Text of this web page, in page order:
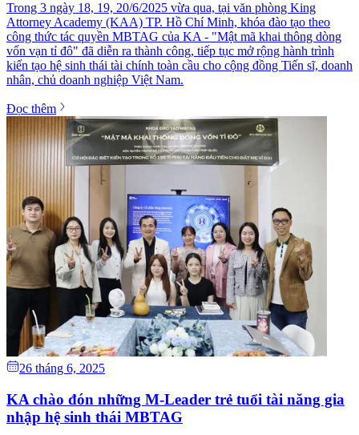
Trong 3 ngày 18, 19, 20/6/2025 vừa qua, tại văn phòng King
Attorney Academy (KAA) TP. Hồ Chí Minh, khóa đào tạo theo
công thức tác quyền MBTAG của KA - "Mật mã khai thông dòng
vốn vạn tỉ đô" đã diễn ra thành công, tiếp tục mở rộng hành trình
kiến tạo hệ sinh thái tài chính toàn cầu cho cộng đồng Tiến sĩ, doanh
nhân, chủ doanh nghiệp Việt Nam.
Đọc thêm
26 tháng 6, 2025
KA chào đón những M-Leader trẻ tuổi tài năng gia
nhập hệ sinh thái MBTAG